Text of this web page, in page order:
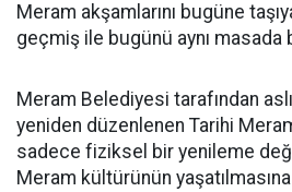
Meram akşamlarını bugüne
geçmiş ile bugünü aynı masada
Meram Belediyesi tarafından
yeniden düzenlenen Tarihi
sadece fiziksel bir yenileme
Meram kültürünün